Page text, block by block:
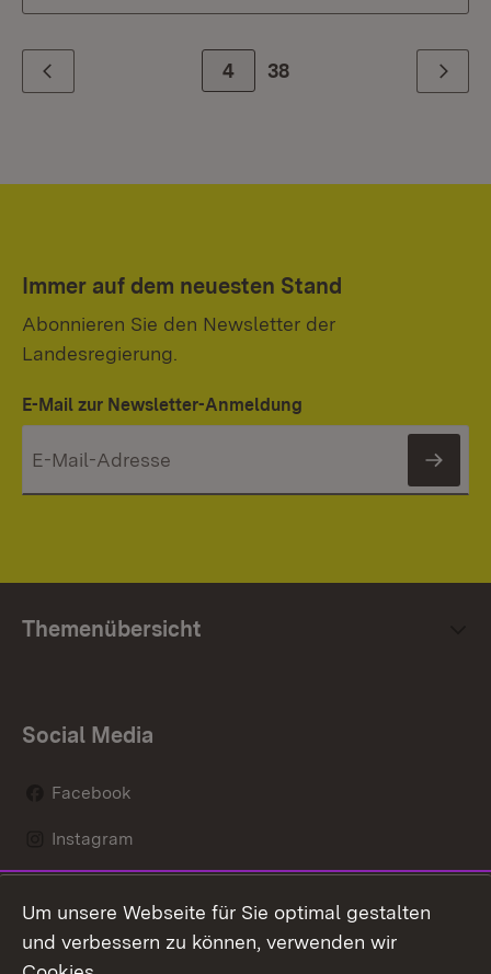
Zurück Zur Seite
4 38 Weiter
Immer auf dem neuesten Stand
Abonnieren Sie den Newsletter der
Landesregierung.
E-Mail zur Newsletter-Anmeldung
Themenübersicht
Social Media
Facebook
Instagram
Mastodon
Um unsere Webseite für Sie optimal gestalten
und verbessern zu können, verwenden wir